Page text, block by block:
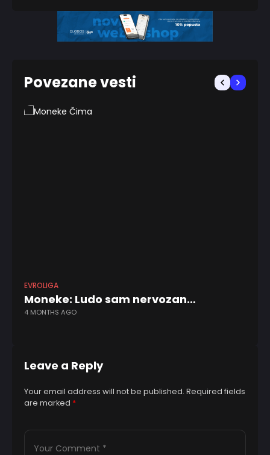
Povezane vesti
EVROLIGA
Moneke: Ludo sam nervozan…
4 MONTHS AGO
Leave a Reply
Your email address will not be published. Required fields
are marked *